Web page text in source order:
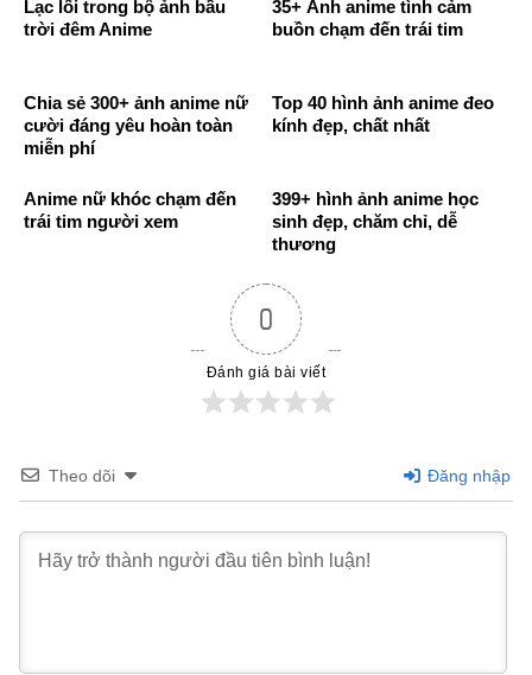
Lạc lối trong bộ ảnh bầu
trời đêm Anime
35+ Ảnh anime tình cảm
buồn chạm đến trái tim
Chia sẻ 300+ ảnh anime nữ
cười đáng yêu hoàn toàn
miễn phí
Top 40 hình ảnh anime đeo
kính đẹp, chất nhất
Anime nữ khóc chạm đến
trái tim người xem
399+ hình ảnh anime học
sinh đẹp, chăm chỉ, dễ
thương
0
Đánh giá bài viết
Theo dõi Đăng nhập